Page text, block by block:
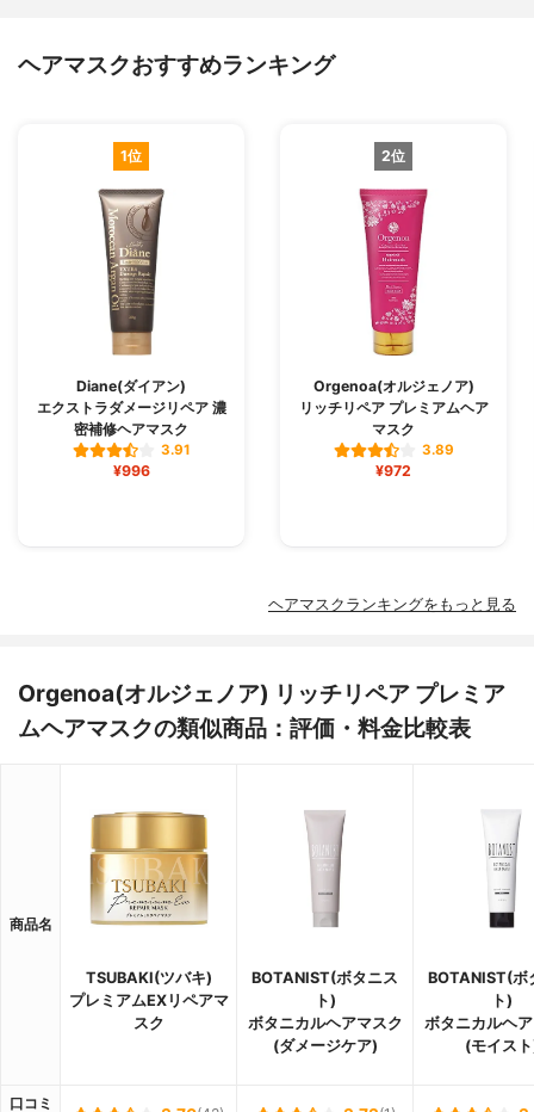
ヘアマスクおすすめランキング
1位
Diane(ダイアン)
エクストラダメージリペア 濃
密補修ヘアマスク
3.91
¥996
2位
Orgenoa(オルジェノア)
リッチリペア プレミアムヘア
マスク
3.89
¥972
ヘアマスクランキングをもっと見る
Orgenoa(オルジェノア) リッチリペア プレミア
ムヘアマスクの類似商品：評価・料金比較表
商品名
TSUBAKI(ツバキ)
プレミアムEXリペアマ
スク
BOTANIST(ボタニス
ト)
ボタニカルヘアマスク
(ダメージケア)
BOTANIST(ボ
ト)
ボタニカルヘ
(モイス
口コミ